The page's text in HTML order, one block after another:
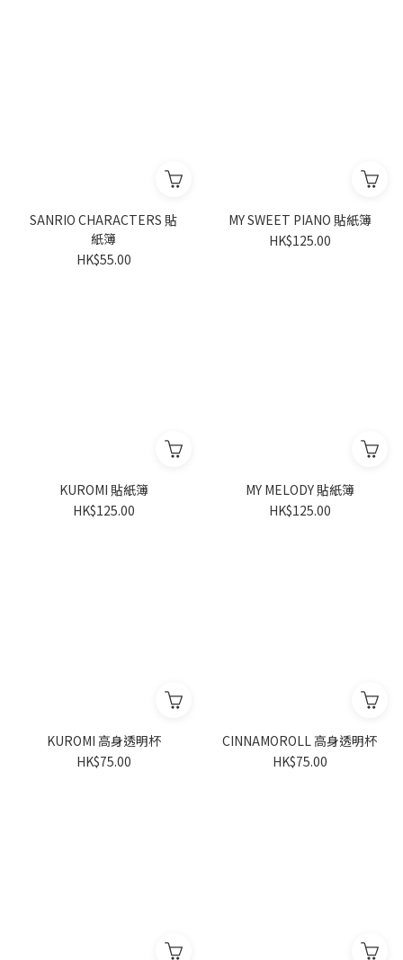
SANRIO CHARACTERS 貼
紙簿
HK$55.00
MY SWEET PIANO 貼紙簿
HK$125.00
KUROMI 貼紙簿
HK$125.00
MY MELODY 貼紙簿
HK$125.00
KUROMI 高身透明杯
HK$75.00
CINNAMOROLL 高身透明杯
HK$75.00